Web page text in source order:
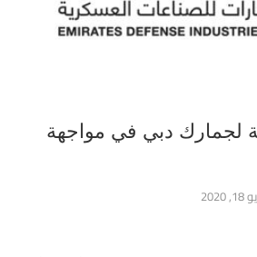
لجمارك دبي في مواجهة